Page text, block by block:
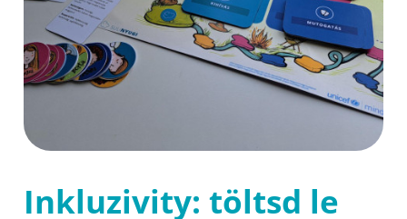
Inkluzivity: töltsd le